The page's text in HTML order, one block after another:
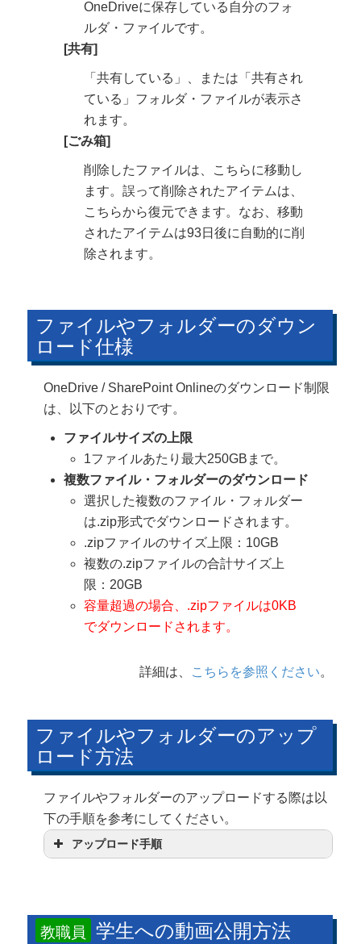
OneDriveに保存している自分のフォ
ルダ・ファイルです。
[共有]
「共有している」、または「共有され
ている」フォルダ・ファイルが表示さ
れます。
[ごみ箱]
削除したファイルは、こちらに移動し
ます。誤って削除されたアイテムは、
こちらから復元できます。なお、移動
されたアイテムは93日後に自動的に削
除されます。
ファイルやフォルダーのダウン
ロード仕様
OneDrive / SharePoint Onlineのダウンロード制限
は、以下のとおりです。
ファイルサイズの上限
1ファイルあたり最大250GBまで。
複数ファイル・フォルダーのダウンロード
選択した複数のファイル・フォルダー
は.zip形式でダウンロードされます。
.zipファイルのサイズ上限：10GB
複数の.zipファイルの合計サイズ上
限：20GB
容量超過の場合、.zipファイルは0KB
でダウンロードされます。
詳細は、 こちらを参照ください。
ファイルやフォルダーのアップ
ロード方法
ファイルやフォルダーのアップロードする際は以
下の手順を参考にしてください。
アップロード手順
教職員 学生への動画公開方法